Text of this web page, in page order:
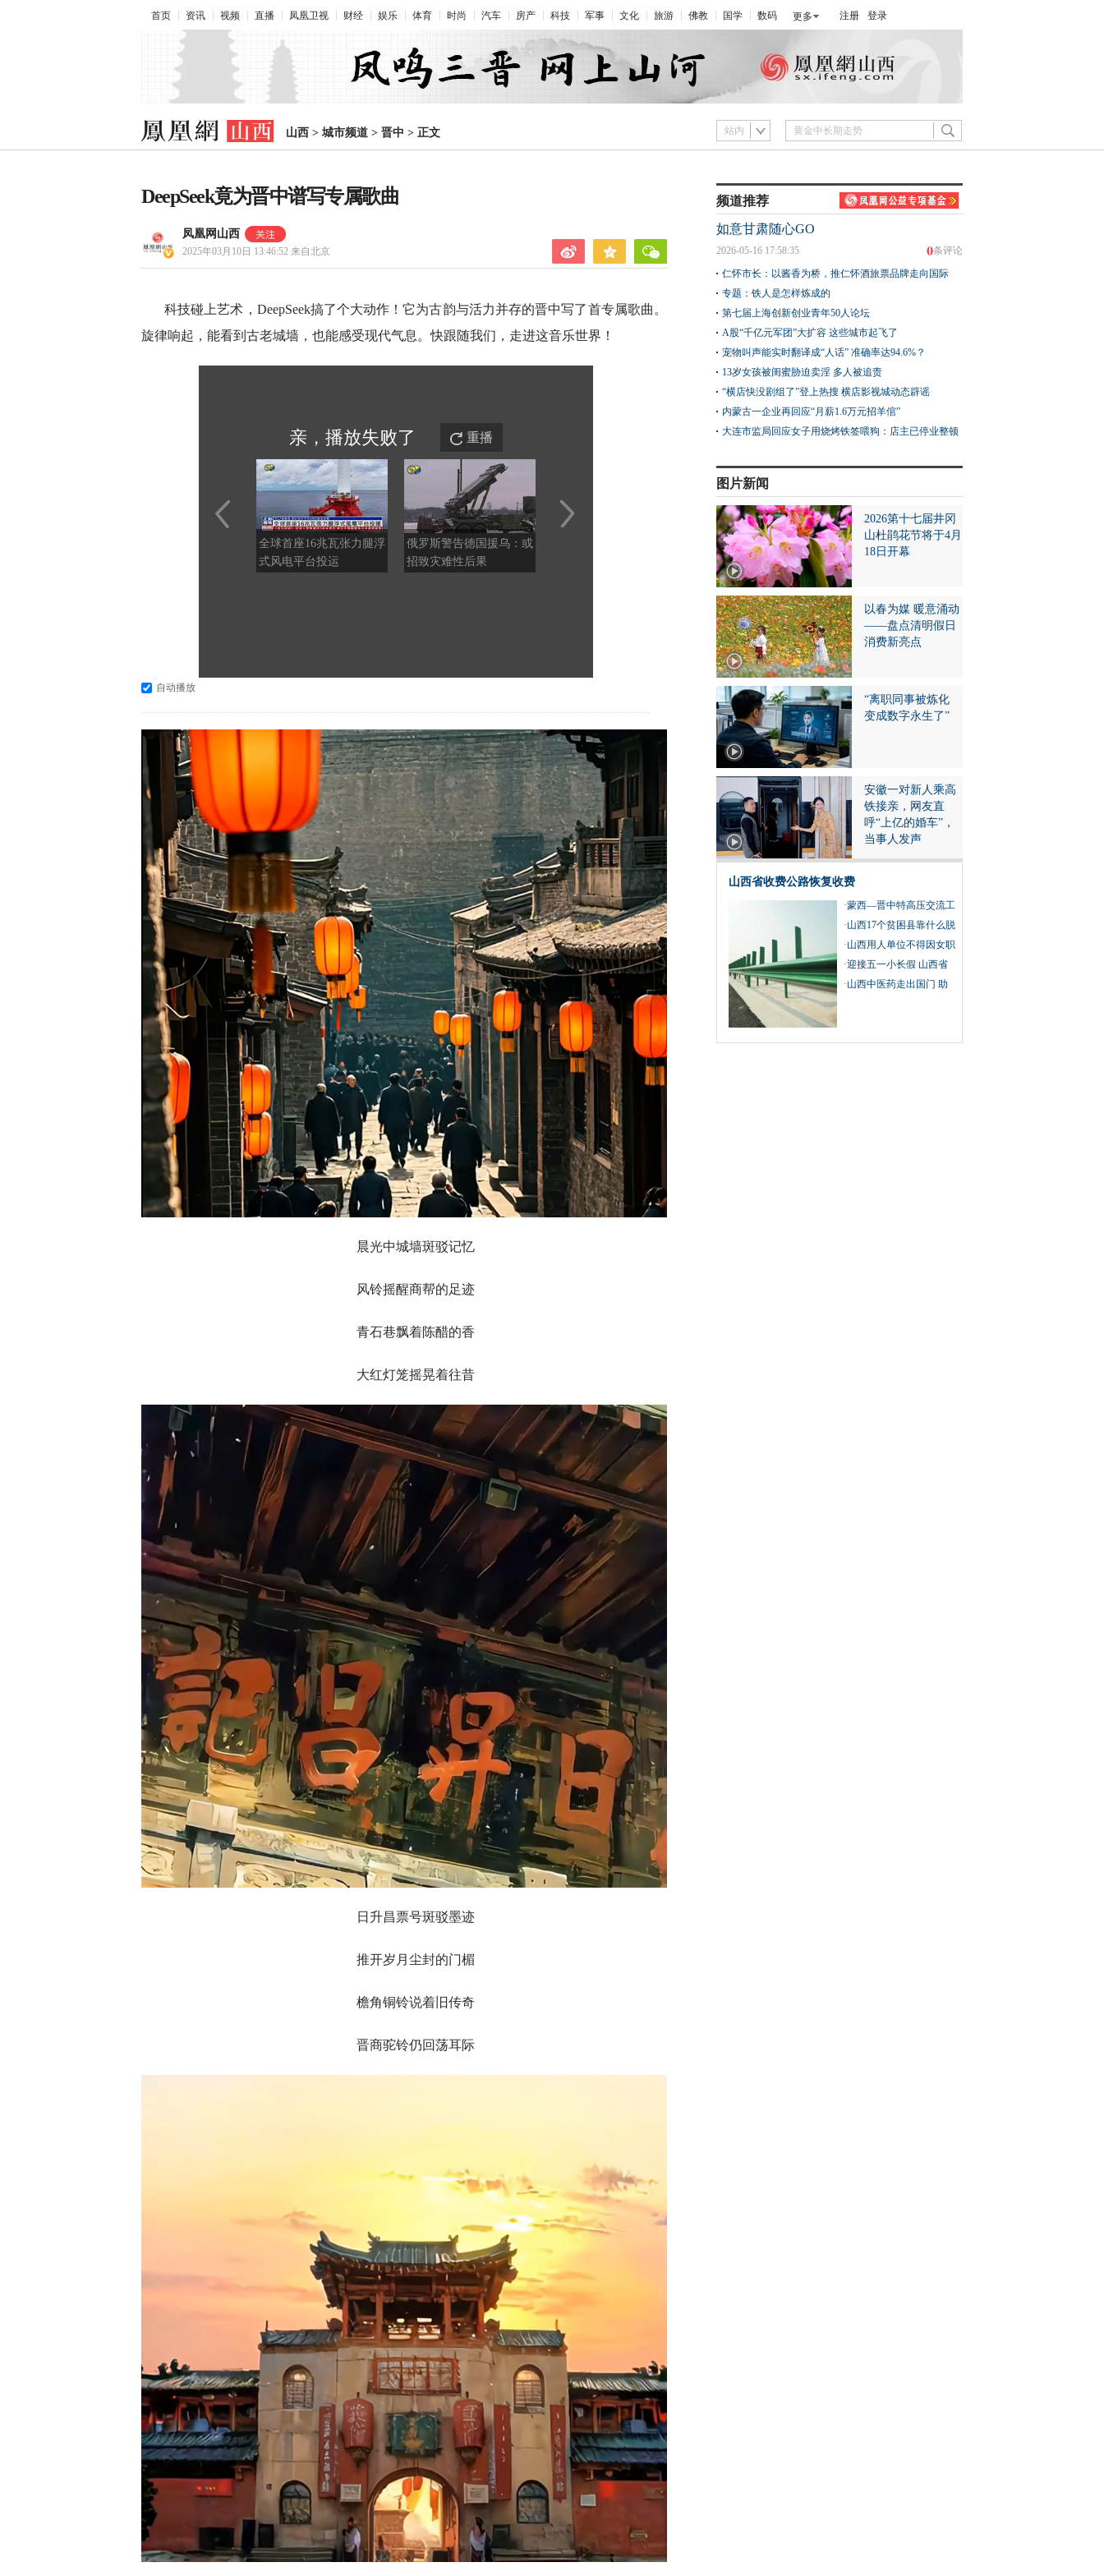
首页 资讯 视频 直播 凤凰卫视 财经 娱乐 体育 时尚 汽车 房产 科技 军事 文化 旅游 佛教 国学 数码 更多 注册 登录
山西 > 城市频道 > 晋中 > 正文 站内
DeepSeek竟为晋中谱写专属歌曲
凤凰网山西
2025年03月10日 13:46:52 来自北京
科技碰上艺术，DeepSeek搞了个大动作！它为古韵与活力并存的晋中写了首专属歌曲。
旋律响起，能看到古老城墙，也能感受现代气息。快跟随我们，走进这音乐世界！
亲，播放失败了 重播
全球首座16兆瓦张力腿浮
式风电平台投运
俄罗斯警告德国援乌：或
招致灾难性后果
盛夏泸沽湖 碧水映云天
贵州思南：消夏音乐季激
活文旅新活力
自动播放
晨光中城墙斑驳记忆
风铃摇醒商帮的足迹
青石巷飘着陈醋的香
大红灯笼摇晃着往昔
日升昌票号斑驳墨迹
推开岁月尘封的门楣
檐角铜铃说着旧传奇
晋商驼铃仍回荡耳际
频道推荐
如意甘肃随心GO
0条评论
2026-05-16 17:58:35
仁怀市长：以酱香为桥，推仁怀酒旅票品牌走向国际
专题：铁人是怎样炼成的
第七届上海创新创业青年50人论坛
A股“千亿元军团”大扩容 这些城市起飞了
宠物叫声能实时翻译成“人话” 准确率达94.6%？
13岁女孩被闺蜜胁迫卖淫 多人被追责
“横店快没剧组了”登上热搜 横店影视城动态辟谣
内蒙古一企业再回应“月薪1.6万元招羊倌”
大连市监局回应女子用烧烤铁签喂狗：店主已停业整顿
图片新闻
2026第十七届井冈
山杜鹃花节将于4月
18日开幕
以春为媒 暖意涌动
——盘点清明假日
消费新亮点
“离职同事被炼化
变成数字永生了”
安徽一对新人乘高
铁接亲，网友直
呼“上亿的婚车”，
当事人发声
山西省收费公路恢复收费
·蒙西—晋中特高压交流工
程线路工程跨越黄河
·山西17个贫困县靠什么脱
贫摘帽？
·山西用人单位不得因女职
工怀孕、生育、哺乳而予
以辞退
·迎接五一小长假 山西省
组织开展系列文化旅游活
·山西中医药走出国门 助